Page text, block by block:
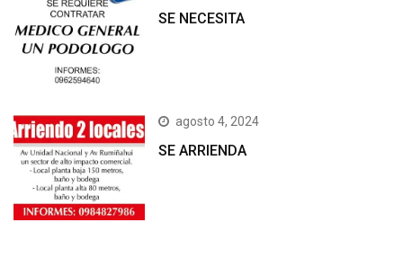
SE NECESITA
agosto 4, 2024
SE ARRIENDA